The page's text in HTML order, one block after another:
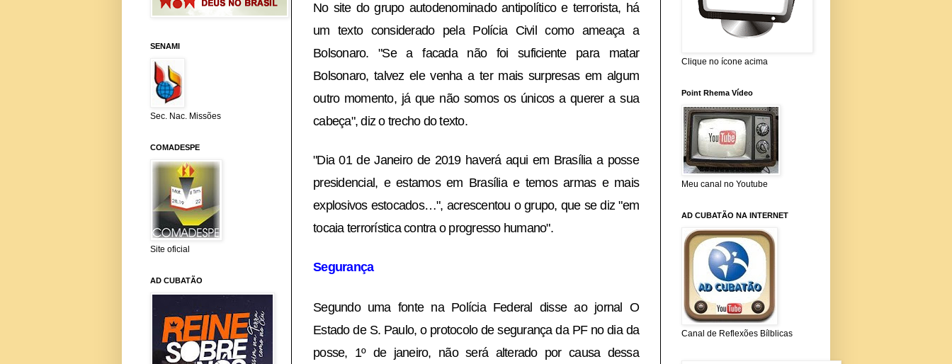
No site do grupo autodenominado antipolítico e terrorista, há
um texto considerado pela Polícia Civil como ameaça a
Bolsonaro. "Se a facada não foi suficiente para matar
Bolsonaro, talvez ele venha a ter mais surpresas em algum
outro momento, já que não somos os únicos a querer a sua
cabeça", diz o trecho do texto.
"Dia 01 de Janeiro de 2019 haverá aqui em Brasília a posse
presidencial, e estamos em Brasília e temos armas e mais
explosivos estocados…", acrescentou o grupo, que se diz "em
tocaia terrorística contra o progresso humano".
Segurança
Segundo uma fonte na Polícia Federal disse ao jornal O
Estado de S. Paulo, o protocolo de segurança da PF no dia da
posse, 1º de janeiro, não será alterado por causa dessa
SENAMI
Sec. Nac. Missões
COMADESPE
Site oficial
AD CUBATÃO
Clique no ícone acima
Point Rhema Vídeo
Meu canal no Youtube
AD CUBATÃO NA INTERNET
Canal de Reflexões Bílblicas